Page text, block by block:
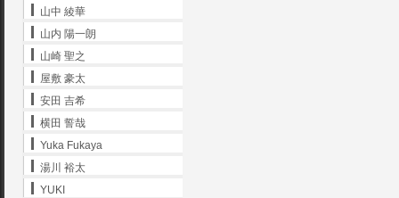
山中 綾華
山内 陽一朗
山崎 聖之
屋敷 豪太
安田 吉希
横田 誓哉
Yuka Fukaya
湯川 裕太
YUKI